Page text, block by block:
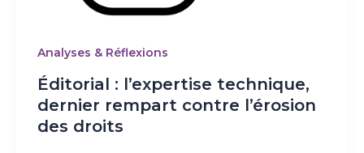
Analyses & Réflexions
Éditorial : l’expertise technique,
dernier rempart contre l’érosion
des droits